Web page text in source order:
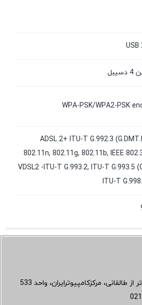
WPA-PSK/WPA2-PSK
ADSL 2+ ITU-T G.992.3
802.11n, 802.11g, 802.11b, IEEE
VDSL2 -ITU-T G.993.2, ITU-T G.993.5
ITU-T
طالقانی، مرکزکامپیوترایران، واحد 533